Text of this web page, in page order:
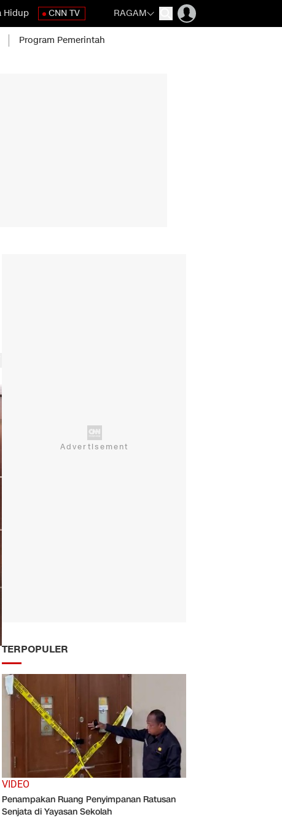
Hidup CNN TV RAGAM
Program Pemerintah
TERPOPULER
VIDEO
Penampakan Ruang Penyimpanan Ratusan
Senjata di Yayasan Sekolah